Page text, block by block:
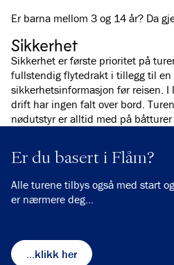
Er barna mellom 3 og 14 år? Da
Sikkerhet
Sikkerhet er første prioritet på
fullstendig flytedrakt i tillegg til en
sikkerhetsinformasjon før reisen. I
drift har ingen falt over bord.
nødutstyr er alltid med på
Er du basert i Flåm?
Alle turene tilbys også med start
er nærmere deg...
...klikk her